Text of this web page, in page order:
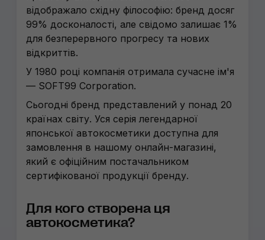
відображало східну філософію: бренд досяг
99% досконалості, але свідомо залишає 1%
для безперервного прогресу та нових
відкриттів.
У 1980 році компанія отримала сучасне ім'я
— SOFT99 Corporation.
Сьогодні бренд представлений у понад 20
країнах світу. Уся серія легендарної
японської автокосметики доступна для
замовлення в нашому онлайн-магазині,
який є офіційним постачальником
сертифікованої продукції бренду.
Для кого створена ця
автокосметика?